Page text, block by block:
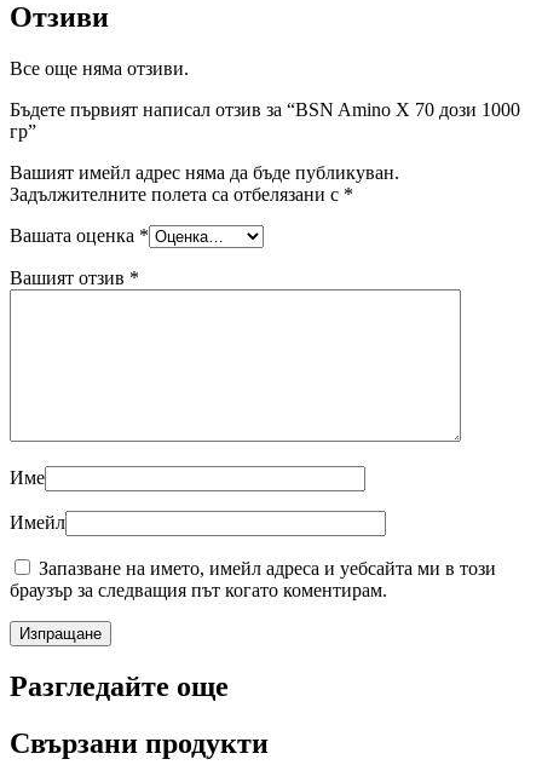
Отзиви
Все още няма отзиви.
Бъдете първият написал отзив за “BSN Amino X 70 дози 1000
гр”
Вашият имейл адрес няма да бъде публикуван.
Задължителните полета са отбелязани с *
Вашата оценка *
Вашият отзив *
Име
Имейл
Запазване на името, имейл адреса и уебсайта ми в този
браузър за следващия път когато коментирам.
Разгледайте още
Свързани продукти